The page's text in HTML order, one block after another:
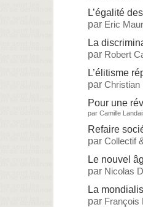
L’égalité
par Eric
La
par Robert
L’élitisme
par Christian
Pour une
par Camille
Refaire
par Collectif
Le nouvel
par Nicolas
La
par François